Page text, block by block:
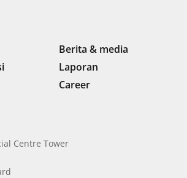
Berita & media
Laporan
Career
Centre Tower